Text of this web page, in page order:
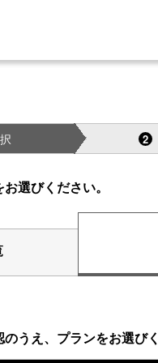
2
選びください。
うえ、プランをお選びく